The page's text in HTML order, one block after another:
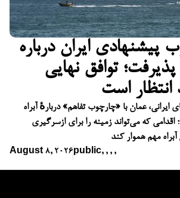
پیشنهادی ایران درباره
پذیرفت؛ توافق نهایی
انتظار است
ایرانی، عمان با «چارچوب تفاهم» دربارهٔ آبراه
که می‌تواند زمینه را برای ازسرگیری
مهم هموار کند
August 8, 2026 public, , , ,